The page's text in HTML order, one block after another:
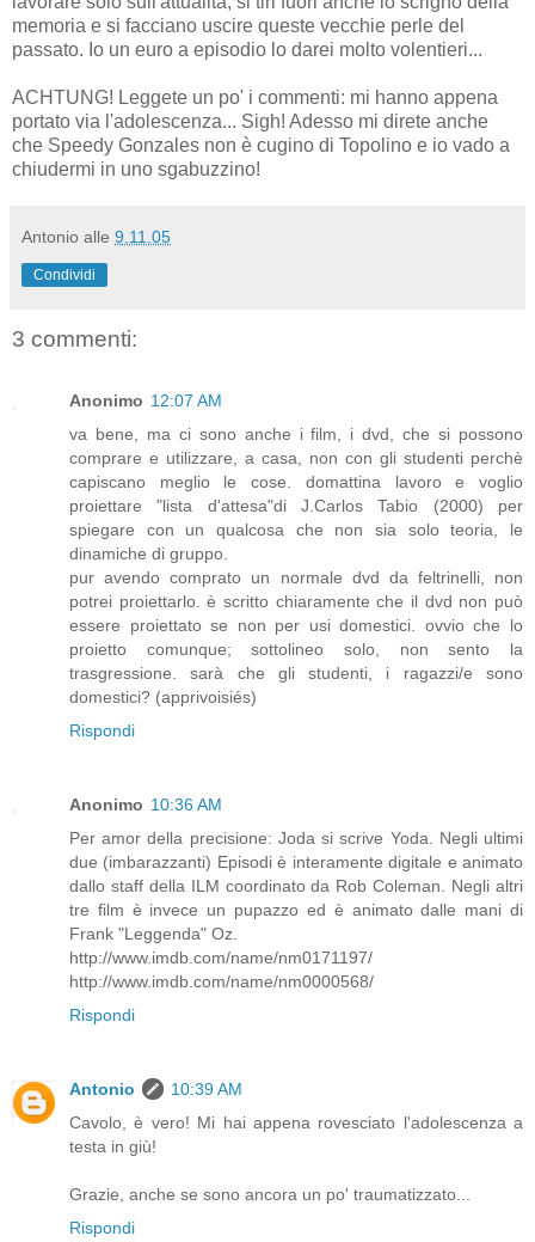
memoria e si facciano uscire queste vecchie perle del
passato. Io un euro a episodio lo darei molto volentieri...
ACHTUNG! Leggete un po' i commenti: mi hanno appena
portato via l'adolescenza... Sigh! Adesso mi direte anche
che Speedy Gonzales non è cugino di Topolino e io vado a
chiudermi in uno sgabuzzino!
Antonio alle 9.11.05
Condividi
3 commenti:
Anonimo 12:07 AM
va bene, ma ci sono anche i film, i dvd, che si possono
comprare e utilizzare, a casa, non con gli studenti perchè
capiscano meglio le cose. domattina lavoro e voglio
proiettare "lista d'attesa"di J.Carlos Tabio (2000) per
spiegare con un qualcosa che non sia solo teoria, le
dinamiche di gruppo.
pur avendo comprato un normale dvd da feltrinelli, non
potrei proiettarlo. è scritto chiaramente che il dvd non può
essere proiettato se non per usi domestici. ovvio che lo
proietto comunque; sottolineo solo, non sento la
trasgressione. sarà che gli studenti, i ragazzi/e sono
domestici? (apprivoisiés)
Rispondi
Anonimo 10:36 AM
Per amor della precisione: Joda si scrive Yoda. Negli ultimi
due (imbarazzanti) Episodi è interamente digitale e animato
dallo staff della ILM coordinato da Rob Coleman. Negli altri
tre film è invece un pupazzo ed è animato dalle mani di
Frank "Leggenda" Oz.
http://www.imdb.com/name/nm0171197/
http://www.imdb.com/name/nm0000568/
Rispondi
Antonio
10:39 AM
Cavolo, è vero! Mi hai appena rovesciato l'adolescenza a
testa in giù!
Grazie, anche se sono ancora un po' traumatizzato...
Rispondi